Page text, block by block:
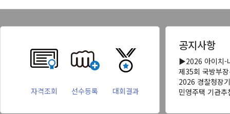
자격조회 선수등록 대회결과
공지사항
▶2026 아이치-
제35회 국방부
2026 경찰청장
민영주택 기관